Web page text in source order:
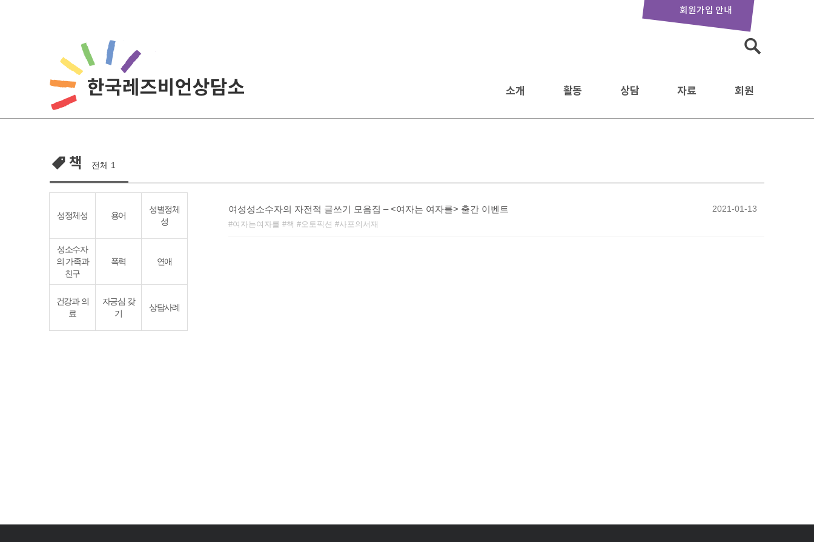
회원가입 안내
소개 활동 상담 자료 회원
책 전체 1
성정체성 용어
성별정체
성
성소수자
의 가족과
친구
폭력 연애
건강과 의
료
자긍심 갖
기
상담사례
여성성소수자의 자전적 글쓰기 모음집 – <여자는 여자를> 출간 이벤트
여자는여자를 책 오토픽션 사포의서재
2021-01-13